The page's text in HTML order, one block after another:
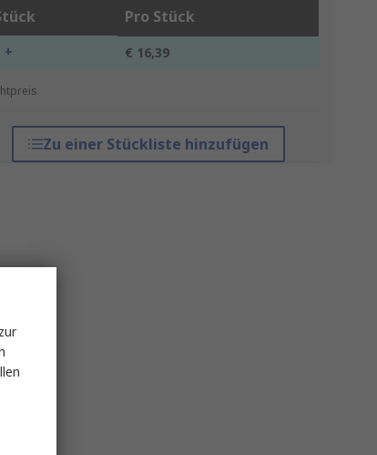
Pro Stück
+ € 16,39
Zu einer Stückliste hinzufügen